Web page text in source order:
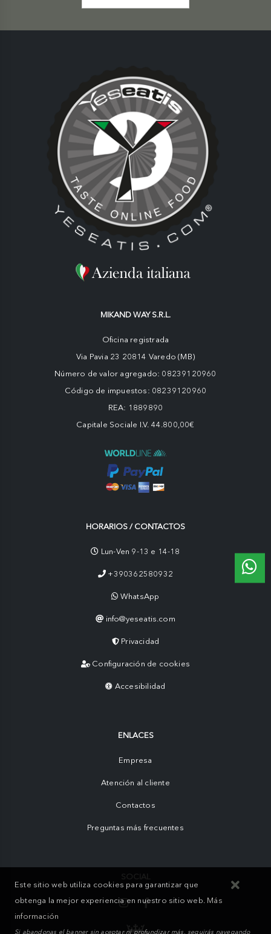
MIKAND WAY S.R.L.
Oficina registrada
Via Pavia 23 20814 Varedo (MB)
Número de valor agregado: 08239120960
Código de impuestos: 08239120960
REA: 1889890
Capitale Sociale I.V. 44.800,00€
HORARIOS / CONTACTOS
Lun-Ven 9-13 e 14-18
+390362580932
WhatsApp
info@yeseatis.com
Privacidad
Configuración de cookies
Accesibilidad
ENLACES
Empresa
Atención al cliente
Contactos
Preguntas más frecuentes
Este sitio web utiliza cookies para garantizar que
obtenga la mejor experiencia en nuestro sitio web. Más
información
Si abandonas el banner sin aceptar ni profundizar más, seguirás navegando